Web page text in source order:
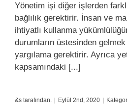
Yönetim işi diğer işlerden
bağlılık gerektirir. İnsan ve
ihtiyatlı kullanma
durumların üstesinden
yargılama gerektirir. Ayrıca
kapsamındaki [...]
&s tarafından. Eylül 2nd, 2020